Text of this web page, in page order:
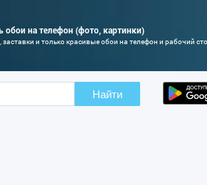
обои на телефон (фото, картинки)
и только красивые обои на телефон и рабочий
Найти